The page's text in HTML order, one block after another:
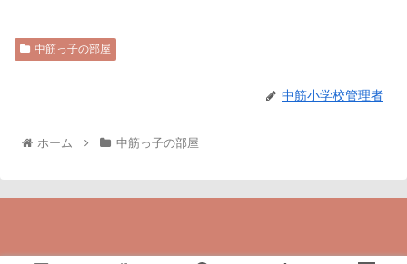
中筋っ子の部屋
中筋小学校管理者
ホーム 中筋っ子の部屋